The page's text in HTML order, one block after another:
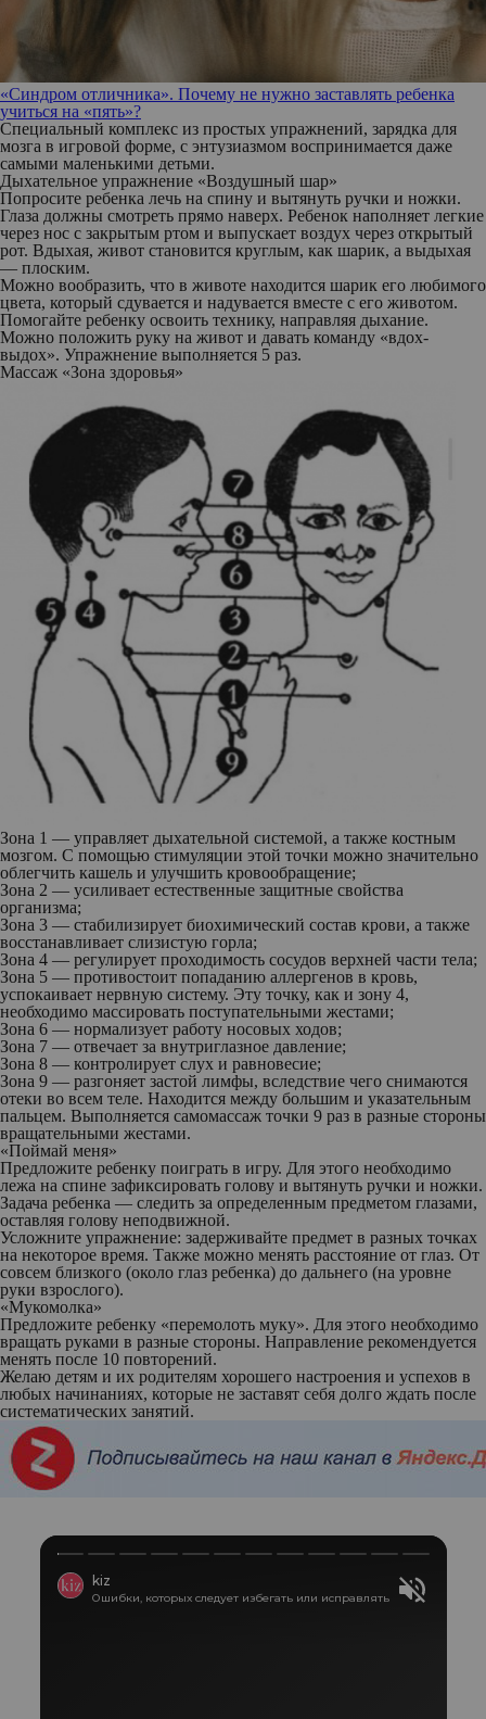
«Синдром отличника». Почему не нужно заставлять ребенка
учиться на «пять»?
Специальный комплекс из простых упражнений, зарядка для
мозга в игровой форме, с энтузиазмом воспринимается даже
самыми маленькими детьми.
Дыхательное упражнение «Воздушный шар»
Попросите ребенка лечь на спину и вытянуть ручки и ножки.
Глаза должны смотреть прямо наверх. Ребенок наполняет легкие
через нос с закрытым ртом и выпускает воздух через открытый
рот. Вдыхая, живот становится круглым, как шарик, а выдыхая
— плоским.
Можно вообразить, что в животе находится шарик его любимого
цвета, который сдувается и надувается вместе с его животом.
Помогайте ребенку освоить технику, направляя дыхание.
Можно положить руку на живот и давать команду «вдох-
выдох». Упражнение выполняется 5 раз.
Массаж «Зона здоровья»
Зона 1 — управляет дыхательной системой, а также костным
мозгом. С помощью стимуляции этой точки можно значительно
облегчить кашель и улучшить кровообращение;
Зона 2 — усиливает естественные защитные свойства
организма;
Зона 3 — стабилизирует биохимический состав крови, а также
восстанавливает слизистую горла;
Зона 4 — регулирует проходимость сосудов верхней части тела;
Зона 5 — противостоит попаданию аллергенов в кровь,
успокаивает нервную систему. Эту точку, как и зону 4,
необходимо массировать поступательными жестами;
Зона 6 — нормализует работу носовых ходов;
Зона 7 — отвечает за внутриглазное давление;
Зона 8 — контролирует слух и равновесие;
Зона 9 — разгоняет застой лимфы, вследствие чего снимаются
отеки во всем теле. Находится между большим и указательным
пальцем. Выполняется самомассаж точки 9 раз в разные стороны
вращательными жестами.
«Поймай меня»
Предложите ребенку поиграть в игру. Для этого необходимо
лежа на спине зафиксировать голову и вытянуть ручки и ножки.
Задача ребенка — следить за определенным предметом глазами,
оставляя голову неподвижной.
Усложните упражнение: задерживайте предмет в разных точках
на некоторое время. Также можно менять расстояние от глаз. От
совсем близкого (около глаз ребенка) до дальнего (на уровне
руки взрослого).
«Мукомолка»
Предложите ребенку «перемолоть муку». Для этого необходимо
вращать руками в разные стороны. Направление рекомендуется
менять после 10 повторений.
Желаю детям и их родителям хорошего настроения и успехов в
любых начинаниях, которые не заставят себя долго ждать после
систематических занятий.